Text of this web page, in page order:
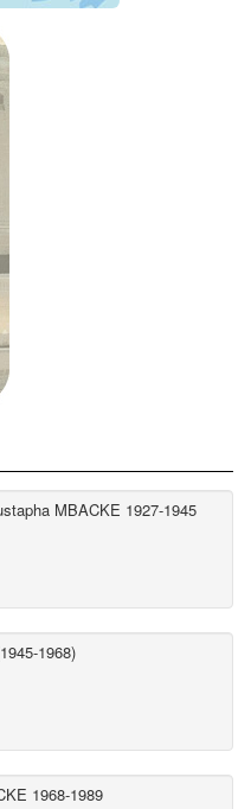
MBACKE 1927-1945
1968)
1968-1989